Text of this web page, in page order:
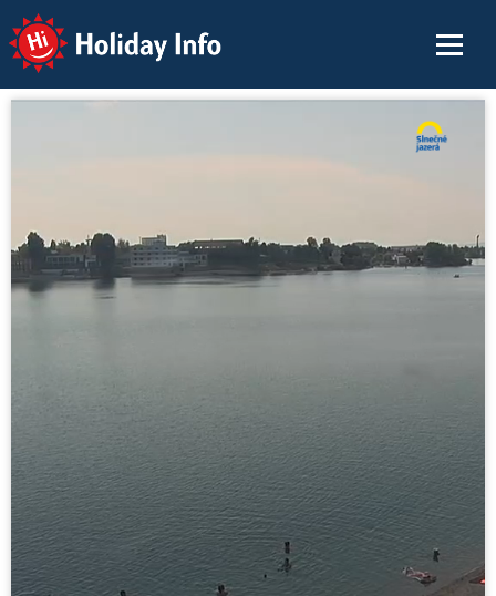
Holiday Info